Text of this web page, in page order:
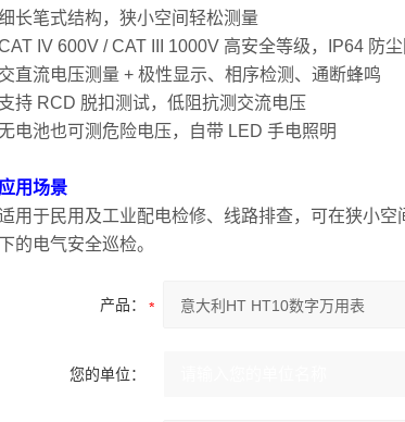
长笔式结构，狭小空间轻松测量
IV 600V / CAT III 1000V 高安全等级，IP64 防
交直流电压测量 + 极性显示、相序检测、通断蜂鸣
支持 RCD 脱扣测试，低阻抗测交流电压
电池也可测危险电压，自带 LED 手电照明
应用场景
用于民用及工业配电检修、线路排查，可在狭小
下的电气安全巡检。
产品：
您的单位：